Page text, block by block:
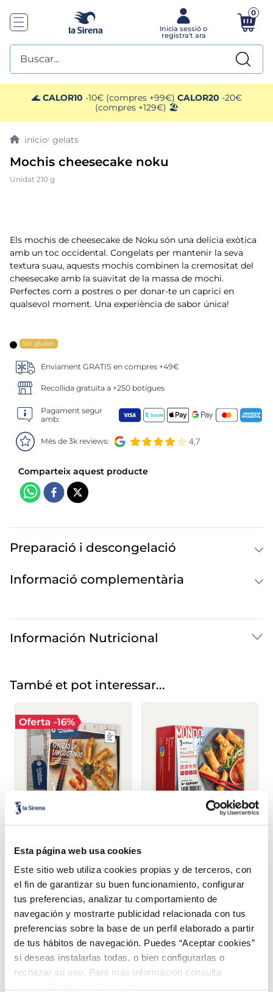
Esta página web usa cookies
Este sitio web utiliza cookies propias y de terceros, con
el fin de garantizar su buen funcionamiento, configurar
tus preferencias, analizar tu comportamiento de
navegación y mostrarte publicidad relacionada con tus
preferencias sobre la base de un perfil elaborado a partir
de tus hábitos de navegación. Puedes “Aceptar cookies”
si deseas instalarlas todas, o bien configurarlas o
rechazar su uso. Para más información consulta
0
Buscar...
🌊 CALOR10 -10€ (compres +99€) CALOR20 -20€
(compres +129€) 🏖️
gelats
Mochis cheesecake noku
Unidat 210 g
Els mochis de cheesecake de Noku són una delícia exòtica
amb un toc occidental. Congelats per mantenir la seva
textura suau, aquests mochis combinen la cremositat del
cheesecake amb la suavitat de la massa de mochi.
Perfectes com a postres o per donar-te un caprici en
qualsevol moment. Una experiència de sabor única!
Sin gluten
Enviament GRATIS en compres +49€
Recollida gratuïta a +250 botigues
Pagament segur
amb:
Més de 3k reviews:
Preparació i descongelació
Informació complementària
Información Nutricional
També et pot interessar...
4,49 €
Añadir Añadir
TOP SEARCHES
1. plato preparado
gelats sirena
3 helados polos
5. salmó premium
6 calamar sirena
7. marisco
9. halibut
10. coliflor